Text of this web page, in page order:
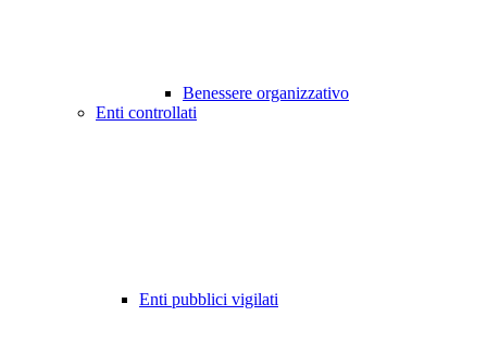
Benessere organizzativo
Enti controllati
Enti pubblici vigilati